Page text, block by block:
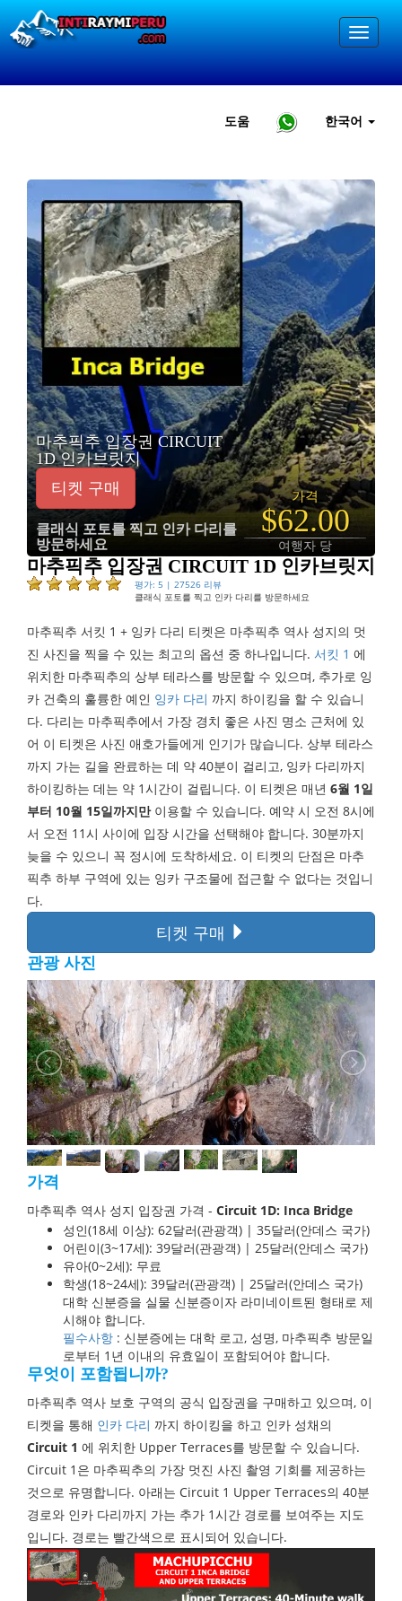
도움 한국어
마추픽추 입장권 CIRCUIT
1D 인카브릿지
티켓 구매
클래식 포토를 찍고 인카 다리를
방문하세요
가격
$62.00
여행자 당
마추픽추 입장권 CIRCUIT 1D 인카브릿지
평가: 5 | 27526 리뷰
클래식 포토를 찍고 인카 다리를 방문하세요
마추픽추 서킷 1 + 잉카 다리 티켓은 마추픽추 역사 성지의 멋
진 사진을 찍을 수 있는 최고의 옵션 중 하나입니다. 서킷 1 에
위치한 마추픽추의 상부 테라스를 방문할 수 있으며, 추가로 잉
카 건축의 훌륭한 예인 잉카 다리 까지 하이킹을 할 수 있습니
다. 다리는 마추픽추에서 가장 경치 좋은 사진 명소 근처에 있
어 이 티켓은 사진 애호가들에게 인기가 많습니다. 상부 테라스
까지 가는 길을 완료하는 데 약 40분이 걸리고, 잉카 다리까지
하이킹하는 데는 약 1시간이 걸립니다. 이 티켓은 매년 6월 1일
부터 10월 15일까지만이용할 수 있습니다. 예약 시 오전 8시에
서 오전 11시 사이에 입장 시간을 선택해야 합니다. 30분까지
늦을 수 있으니 꼭 정시에 도착하세요. 이 티켓의 단점은 마추
픽추 하부 구역에 있는 잉카 구조물에 접근할 수 없다는 것입니
다.
티켓 구매
관광 사진
가격
마추픽추 역사 성지 입장권 가격 - Circuit 1D: Inca Bridge
성인(18세 이상): 62달러(관광객) | 35달러(안데스 국가)
어린이(3~17세): 39달러(관광객) | 25달러(안데스 국가)
유아(0~2세): 무료
학생(18~24세): 39달러(관광객) | 25달러(안데스 국가)
대학 신분증을 실물 신분증이자 라미네이트된 형태로 제
시해야 합니다.
필수사항 : 신분증에는 대학 로고, 성명, 마추픽추 방문일
로부터 1년 이내의 유효일이 포함되어야 합니다.
무엇이 포함됩니까?
마추픽추 역사 보호 구역의 공식 입장권을 구매하고 있으며, 이
티켓을 통해 인카 다리 까지 하이킹을 하고 인카 성채의
Circuit 1 에 위치한 Upper Terraces를 방문할 수 있습니다.
Circuit 1은 마추픽추의 가장 멋진 사진 촬영 기회를 제공하는
것으로 유명합니다. 아래는 Circuit 1 Upper Terraces의 40분
경로와 인카 다리까지 가는 추가 1시간 경로를 보여주는 지도
입니다. 경로는 빨간색으로 표시되어 있습니다.